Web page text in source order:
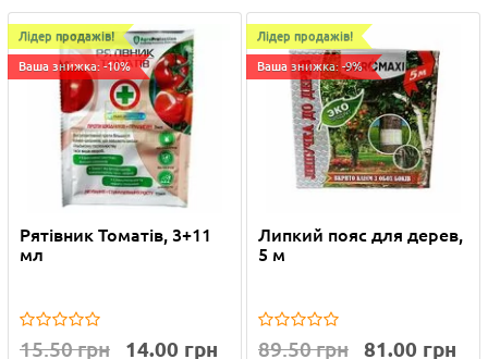
Лідер продажів!
Ваша знижка: -10%
Рятівник Томатів, 3+11
мл
15.50 грн 14.00 грн
Лідер продажів!
Ваша знижка: -9%
Липкий пояс для дерев,
5 м
89.50 грн 81.00 грн